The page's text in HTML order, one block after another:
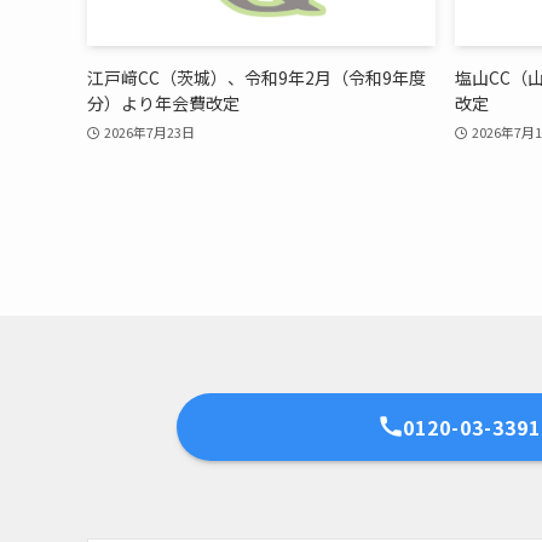
江戸﨑CC（茨城）、令和9年2月（令和9年度
分）より年会費改定
2026年7月23日
塩山CC（
改定
2026年7月
0120-03-3391